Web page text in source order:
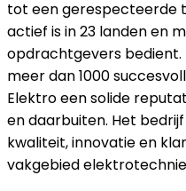
tot een gerespecteerde
actief is in 23 landen en
opdrachtgevers bedient.
meer dan 1000
Elektro een solide
en daarbuiten. Het
kwaliteit, innovatie en
vakgebied